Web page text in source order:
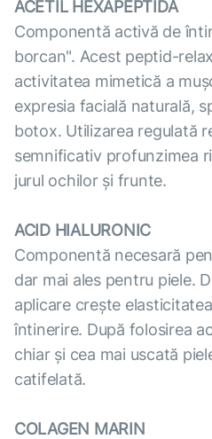
ACETIL HEXAPEPTIDĂ
Componentă activă de
borcan". Acest peptid-
activitatea mimetică a
expresia facială naturală,
botox. Utilizarea regulată
semnificativ profunzimea
jurul ochilor și frunte.
ACID HIALURONIC
Componentă necesară
dar mai ales pentru piele.
aplicare crește
întinerire. După folosirea
chiar și cea mai uscată
catifelată.
COLAGEN MARIN